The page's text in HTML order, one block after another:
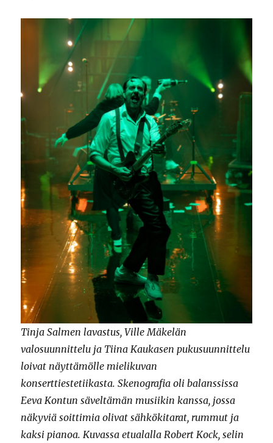
Tinja Salmen lavastus, Ville Mäkelän
valosuunnittelu ja Tiina Kaukasen pukusuunnittelu
loivat näyttämölle mielikuvan
konserttiestetiikasta. Skenografia oli balanssissa
Eeva Kontun säveltämän musiikin kanssa, jossa
näkyviä soittimia olivat sähkökitarat, rummut ja
kaksi pianoa. Kuvassa etualalla Robert Kock, selin